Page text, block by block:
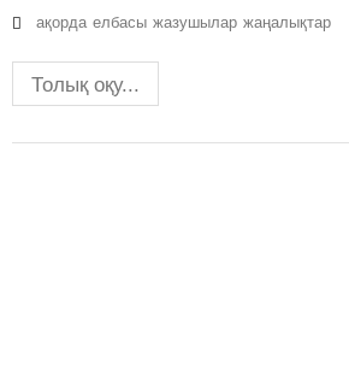
ақорда елбасы жазушылар жаңалықтар
Толық оқу...